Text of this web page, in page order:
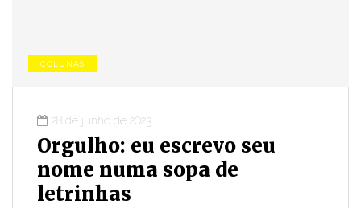
COLUNAS
28 de junho de 2023
Orgulho: eu escrevo seu
nome numa sopa de
letrinhas